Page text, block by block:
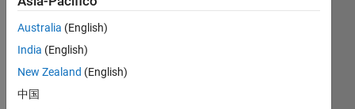
uld
like
Australia (English)
India (English)
New Zealand (English)
中国